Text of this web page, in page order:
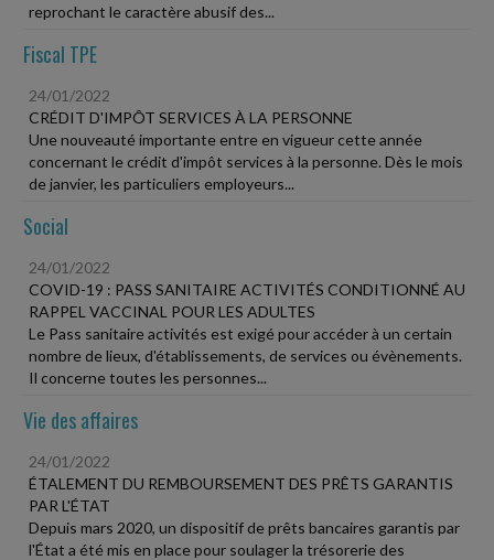
reprochant le caractère abusif des...
Fiscal TPE
24/01/2022
CRÉDIT D'IMPÔT SERVICES À LA PERSONNE
Une nouveauté importante entre en vigueur cette année
concernant le crédit d'impôt services à la personne. Dès le mois
de janvier, les particuliers employeurs...
Social
24/01/2022
COVID-19 : PASS SANITAIRE ACTIVITÉS CONDITIONNÉ AU
RAPPEL VACCINAL POUR LES ADULTES
Le Pass sanitaire activités est exigé pour accéder à un certain
nombre de lieux, d'établissements, de services ou évènements.
Il concerne toutes les personnes...
Vie des affaires
24/01/2022
ÉTALEMENT DU REMBOURSEMENT DES PRÊTS GARANTIS
PAR L'ÉTAT
Depuis mars 2020, un dispositif de prêts bancaires garantis par
l'État a été mis en place pour soulager la trésorerie des